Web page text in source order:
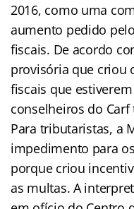
2016, como uma
aumento pedido
fiscais. De acordo
provisória que criou
fiscais que
conselheiros do
Para tributaristas, a
impedimento para
porque criou
as multas. A